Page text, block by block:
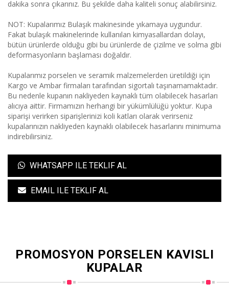
dakika sonra çıkarınız. Bu şekilde daha kaliteli sonuç alabilirsiniz.
NOT: Kupalarımız Bulaşık makinesinde yıkamaya uygundur.
Fakat bulaşık makinelerinde kullanılan kimyasallardan dolayı,
bütün ürünlerde olduğu gibi bu ürünlerde de çizilme ve solma gibi
deformasyonların başlaması doğaldır.
Kupalarımız porselen ve seramik malzemelerden üretildiği için
Kargo ve Ambar firmaları tarafından sigortalı taşınamamaktadır.
Bu nedenle kupanın nakliyeden kaynaklı tüm olabilecek hasarları
alıcıya aittir. Firmamızın herhangi bir yükümlülüğü yoktur. Kupa
siparişi verirken siparişlerinizi koli katları olarak verirseniz
kupalarınızın nakliyeden kaynaklı olabilecek hasarlarını minimuma
indirebilirsiniz.
WHATSAPP ILE TEKLIF AL
EMAIL ILE TEKLIF AL
PROMOSYON PORSELEN KAVISLI
KUPALAR